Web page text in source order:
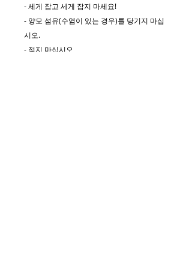
- 세게 잡고 세게 잡지 마세요!
- 양모 섬유(수염이 있는 경우)를 당기지 마십
시오.
- 젖지 마십시오